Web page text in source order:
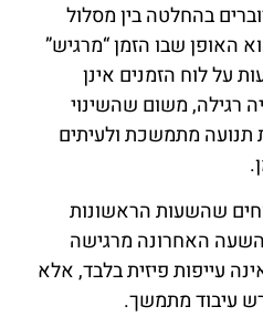
בהחלטה בין מסלול
האופן שבו הזמן “מרגיש”
על לוח הזמנים אינן
רגילה, משום שהשינוי
תנועה מתמשכת ולעיתים
שהשעות הראשונות
האחרונה מרגישה
עייפות פיזית בלבד, אלא
עיבוד מתמשך.